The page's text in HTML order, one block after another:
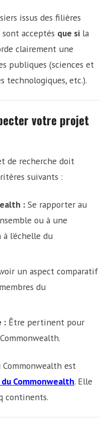
issus des filières
acceptés que si la
clairement une
publiques (sciences et
technologiques, etc.).
votre projet
de recherche doit
suivants :
:Se rapporter au
ou à une
l’échelle du
un aspect comparatif
du
:Être pertinent pour
Commonwealth est
Commonwealth. Elle
continents.